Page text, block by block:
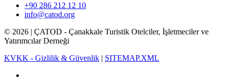
+90 286 212 12 10
info@catod.org
© 2026 | ÇATOD - Çanakkale Turistik Otelciler, İşletmeciler ve
Yatırımcılar Derneği
KVKK - Gizlilik & Güvenlik | SITEMAP.XML